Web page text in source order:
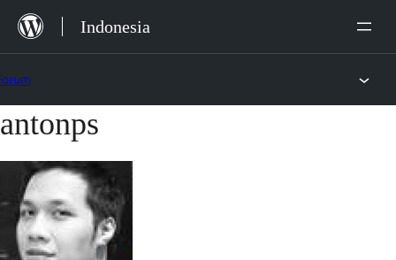
Lewat
Indonesia
Lewati
konten
antonps